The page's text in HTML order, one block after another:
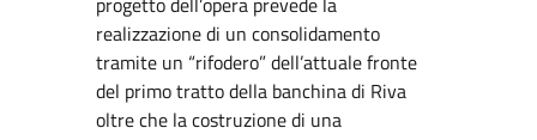
realizzazione di un consolidamento
tramite un “rifodero” dell’attuale fronte
del primo tratto della banchina di Riva
oltre che la costruzione di una